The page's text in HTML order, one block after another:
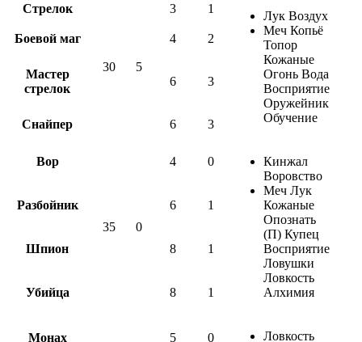
Стрелок
30 5
3 1
Лук Воздух
Меч Копьё
Топор
Кожаные
Огонь Вода
Восприятие
Оружейник
Обучение
Боевой маг 4 2
Мастер
стрелок
6 3
Снайпер 6 3
Вор
35 0
4 0
Кинжал
Воровство
Меч Лук
Кожаные
Опознать
(П) Купец
Восприятие
Ловушки
Ловкость
Алхимия
Разбойник 6 1
Шпион 8 1
Убийца 8 1
Монах 5 0 Ловкость